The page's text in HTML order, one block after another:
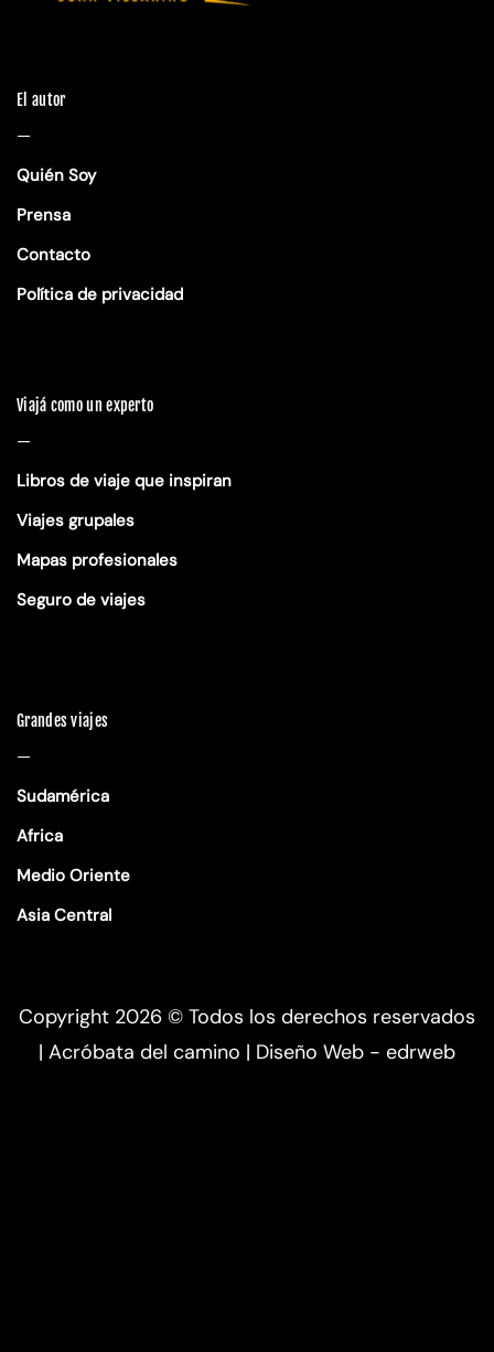
El autor
—
Quién Soy
Prensa
Contacto
Política de privacidad
Viajá como un experto
—
Libros de viaje que inspiran
Viajes grupales
Mapas profesionales
Seguro de viajes
Grandes viajes
—
Sudamérica
Africa
Medio Oriente
Asia Central
Copyright 2026 © Todos los derechos reservados
| Acróbata del camino | Diseño Web - edrweb